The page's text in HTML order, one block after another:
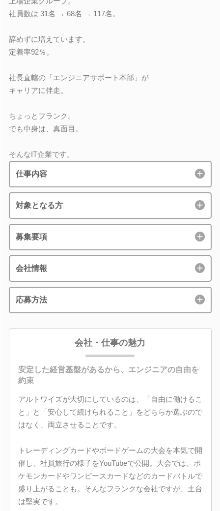
社員数は 31名 → 68名 → 117名。
辞めずに増えています。
定着率92％。
社長直轄の「エンジニアサポート本部」が
キャリアに伴走。
ちょっとフランク。
でも中身は、真面目。
そんなIT企業です。
仕事内容
対象となる方
募集要項
会社情報
応募方法
会社・仕事の魅力
安定した経営基盤があるから、エンジニアの自由を
約束
アルトワイズが大切にしているのは、「自由に働けるこ
と」と「安心して続けられること」をどちらか選ぶので
はなく、両立させることです。
トレーディングカードやボードゲームの大会を本気で開
催し、社員旅行の様子をYouTubeで公開。大会では、ポ
ケモンカードやワンピースカードなどのカードバトルで
盛り上がることも。そんなフランクな会社ですが、土台
は堅実です。